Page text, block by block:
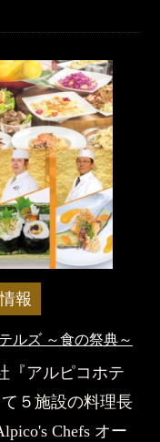
報
ルズ ～食の祭典～
『アルピコホテ
５施設の料理長
Chefs オー